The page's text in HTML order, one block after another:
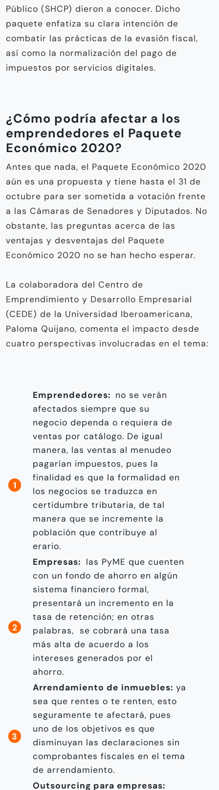
Público (SHCP) dieron a conocer. Dicho
paquete enfatiza su clara intención de
combatir las prácticas de la evasión fiscal,
así como la normalización del pago de
impuestos por servicios digitales.
¿Cómo podría afectar a los
emprendedores el Paquete
Económico 2020?
Antes que nada, el Paquete Económico 2020
aún es una propuesta y tiene hasta el 31 de
octubre para ser sometida a votación frente
a las Cámaras de Senadores y Diputados. No
obstante, las preguntas acerca de las
ventajas y desventajas del Paquete
Económico 2020 no se han hecho esperar.
La colaboradora del Centro de
Emprendimiento y Desarrollo Empresarial
(CEDE) de la Universidad Iberoamericana,
Paloma Quijano, comenta el impacto desde
cuatro perspectivas involucradas en el tema:
Emprendedores: no se verán
afectados siempre que su
negocio dependa o requiera de
ventas por catálogo. De igual
manera, las ventas al menudeo
pagarían impuestos, pues la
finalidad es que la formalidad en
los negocios se traduzca en
certidumbre tributaria, de tal
manera que se incremente la
población que contribuye al
erario.
Empresas: las PyME que cuenten
con un fondo de ahorro en algún
sistema financiero formal,
presentará un incremento en la
tasa de retención; en otras
palabras, se cobrará una tasa
más alta de acuerdo a los
intereses generados por el
ahorro.
Arrendamiento de inmuebles: ya
sea que rentes o te renten, esto
seguramente te afectará, pues
uno de los objetivos es que
disminuyan las declaraciones sin
comprobantes fiscales en el tema
de arrendamiento.
Outsourcing para empresas: